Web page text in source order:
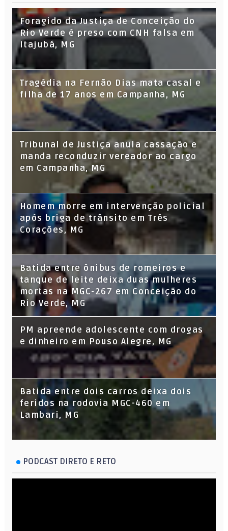
Foragido da Justiça de Conceição do
Rio Verde é preso com CNH falsa em
Itajubá, MG
Tragédia na Fernão Dias mata casal e
filha de 17 anos em Campanha, MG
Tribunal de Justiça anula cassação e
manda reconduzir vereador ao cargo
em Campanha, MG
Homem morre em intervenção policial
após briga de trânsito em Três
Corações, MG
Batida entre ônibus de romeiros e
tanque de leite deixa duas mulheres
mortas na MGC-267 em Conceição do
Rio Verde, MG
PM apreende adolescente com drogas
e dinheiro em Pouso Alegre, MG
Batida entre dois carros deixa dois
feridos na rodovia MGC-460 em
Lambari, MG
PODCAST DIRETO E RETO